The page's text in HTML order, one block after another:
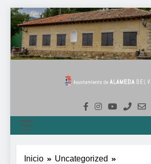
Saltar
al
contenido
De
Inicio
Uncategorized